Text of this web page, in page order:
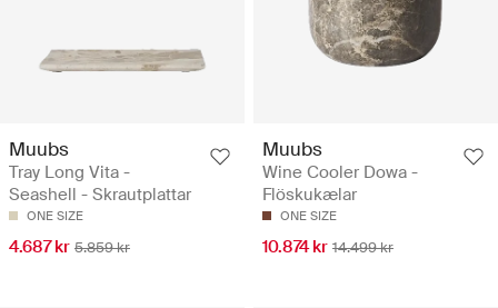
Muubs
Tray Long Vita -
Seashell - Skrautplattar
ONE SIZE
4.687 kr 5.859 kr
Muubs
Wine Cooler Dowa -
Flöskukælar
ONE SIZE
10.874 kr 14.499 kr